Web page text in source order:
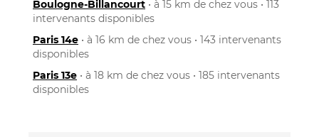
Boulogne-Billancourt • à 15 km de chez vous • 113
intervenants disponibles
Paris 14e • à 16 km de chez vous • 143 intervenants
disponibles
Paris 13e • à 18 km de chez vous • 185 intervenants
disponibles